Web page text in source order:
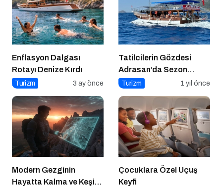
Enflasyon Dalgası
Rotayı Denize Kırdı
Turizm 3 ay önce
Tatilcilerin Gözdesi
Adrasan’da Sezon
Açıldı!
Turizm 1 yıl önce
Modern Gezginin
Hayatta Kalma ve Keşif
Çocuklara Özel Uçuş
Keyfi